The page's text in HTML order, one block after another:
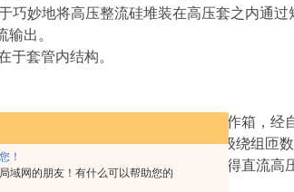
！
域网的朋友！有什么可以帮助您的
妙地将高压整流硅堆装在高压套之内通过
出。
于套管内结构。
防止突发加压的零位连锁装置的操作箱，经
原理，在次级(高压)绕组按其与初级绕组匝
压硅堆整流及稳压电容器滤波可取得直流高